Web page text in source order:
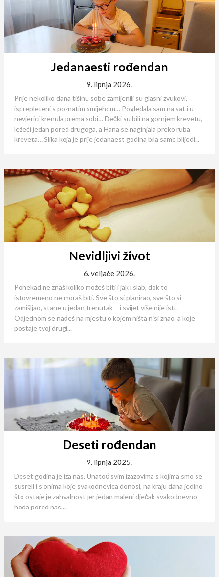
Jedanaesti rođendan
9. lipnja 2026.
Prije nekoliko dana tišinu sobe zamijenili su glasni zvukovi,
isprepleteni s poznatim smijehom… Pogledala sam na sat i u
nevjerici krenula prema sobi… Dečki su bili na gornjem krevetu,
ležeći jedan pored drugoga, a Hana se naginjala preko ruba
kreveta… Slika koja je prije jedanaest godina bila samo blijedi...
Nevidljivi život
6. veljače 2026.
Ponekad ne znaš koliko možeš biti i jak i slab, dok to
istovremeno ne moraš biti. Sve što si planirao, sve što si
zamišljao, stane u jedan trenutak – i svijet više nije isti.
Odjednom se nađeš na mjestu o kojem ništa nisi znao, a koje
postaje tvoj drugi...
Deseti rođendan
9. lipnja 2025.
Deset godina je iza nas. Unatoč svim izazovima s kojima smo se
susreli i s onima koje svakodnevica donosi, na kraju dana jedino
što ostaje je zahvalnost jer jedan maleni dječak svakodnevno
hoda pored nas....